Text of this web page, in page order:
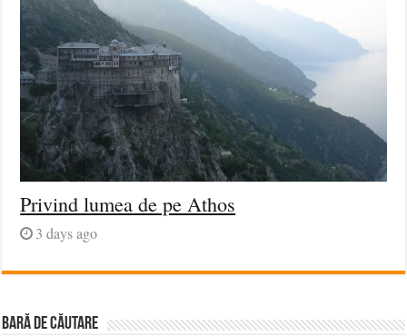
Privind lumea de pe Athos
3 days ago
BARĂ DE CĂUTARE